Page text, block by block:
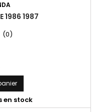
1986 1987
(0)
en stock